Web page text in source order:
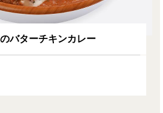
バターチキンカレー